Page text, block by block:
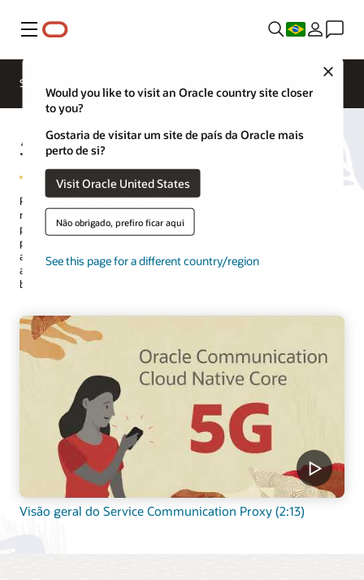
Menu
Would you like to visit an Oracle country site closer
to you?
Gostaria de visitar um site de país da Oracle mais
perto de si?
Visit Oracle United States
Não obrigado, prefiro ficar aqui
See this page for a different country/region
Soluções
5G Service Communication Proxy
Proteja e gerencie redes 5G através de controle de
redirecionamento, resiliência e observabilidade de sua rede
principal. Projetado na forma de microsserviços baseados em
princípios de nuvem nativa, o Service Communication Proxy
aproveita o ambiente 5G para enfrentar diversos desafios
apresentados pela arquitetura baseada em serviço (SBA, service-
based architecture) do núcleo do 5G.
Visão geral do Service Communication Proxy (2:13)